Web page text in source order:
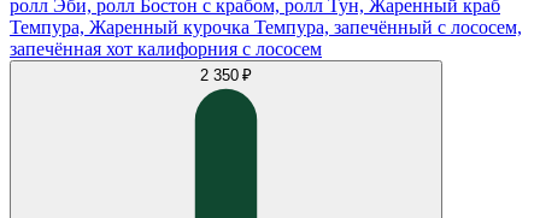
ролл Эби, ролл Бостон с крабом, ролл Тун, Жаренный краб
Темпура, Жаренный курочка Темпура, запечённый с лососем,
запечённая хот калифорния с лососем
2 350 ₽